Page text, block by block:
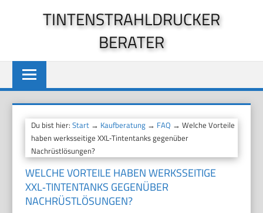
TINTENSTRAHLDRUCKER
BERATER
Du bist hier:Start → Kaufberatung → FAQ → Welche Vorteile
haben werksseitige XXL‑Tintentanks gegenüber
Nachrüstlösungen?
WELCHE VORTEILE HABEN WERKSSEITIGE
XXL‑TINTENTANKS GEGENÜBER
NACHRÜSTLÖSUNGEN?